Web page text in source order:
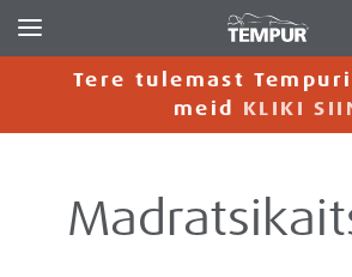
Tere tulemast
meid KLIKI